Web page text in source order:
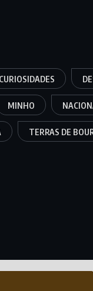
CURIOSIDADES
MINHO
TERRAS DE